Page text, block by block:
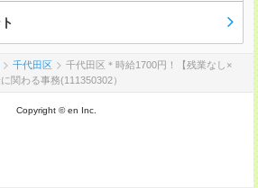
千代田区
千代田区＊時給1700円！【残業なし×
関わる事務(111350302）
Copyright © en Inc.